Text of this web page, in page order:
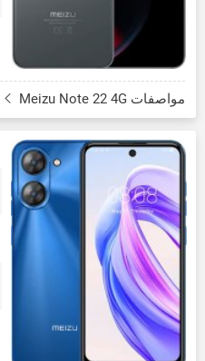
مواصفات Meizu Note 22 4G